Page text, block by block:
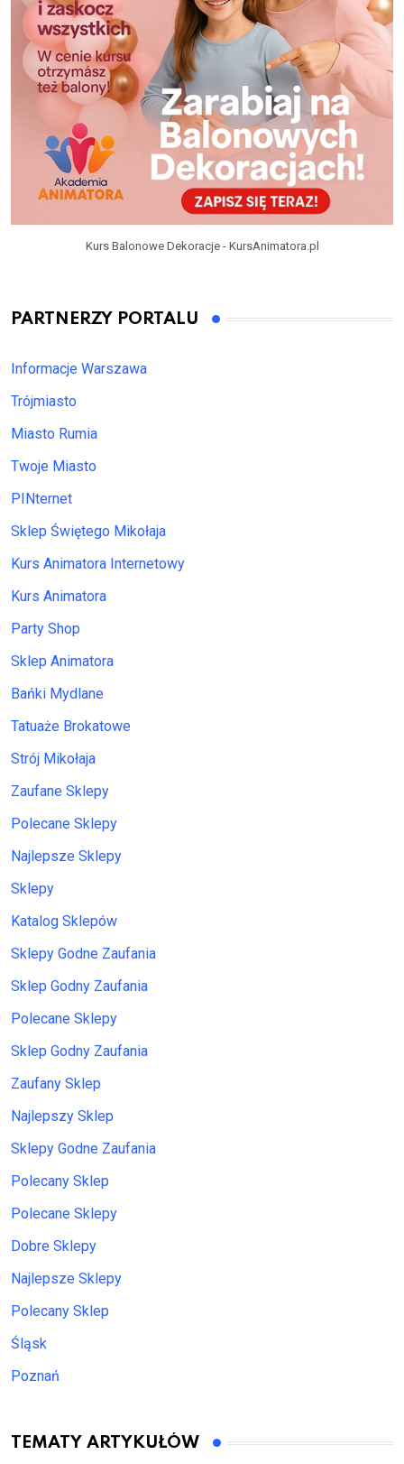
Kurs Balonowe Dekoracje - KursAnimatora.pl
PARTNERZY PORTALU
Informacje Warszawa
Trójmiasto
Miasto Rumia
Twoje Miasto
PINternet
Sklep Świętego Mikołaja
Kurs Animatora Internetowy
Kurs Animatora
Party Shop
Sklep Animatora
Bańki Mydlane
Tatuaże Brokatowe
Strój Mikołaja
Zaufane Sklepy
Polecane Sklepy
Najlepsze Sklepy
Sklepy
Katalog Sklepów
Sklepy Godne Zaufania
Sklep Godny Zaufania
Polecane Sklepy
Sklep Godny Zaufania
Zaufany Sklep
Najlepszy Sklep
Sklepy Godne Zaufania
Polecany Sklep
Polecane Sklepy
Dobre Sklepy
Najlepsze Sklepy
Polecany Sklep
Śląsk
Poznań
TEMATY ARTYKUŁÓW